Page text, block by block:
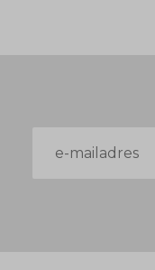
mailadres